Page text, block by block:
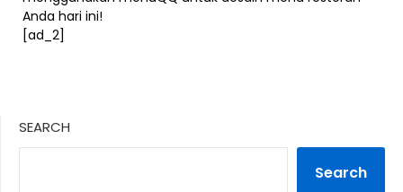
Anda hari ini!
[ad_2]
SEARCH
Search